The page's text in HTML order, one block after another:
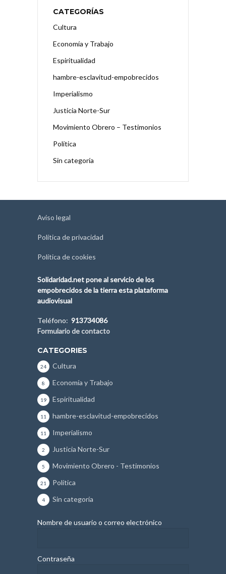
CATEGORÍAS
Cultura
Economía y Trabajo
Espiritualidad
hambre-esclavitud-empobrecidos
Imperialismo
Justicia Norte-Sur
Movimiento Obrero – Testimonios
Política
Sin categoría
Aviso legal
Política de privacidad
Política de cookies
Solidaridad.net pone al servicio de los
empobrecidos de la tierra esta plataforma
audiovisual
Teléfono: 913734086
Formulario de contacto
CATEGORIES
Cultura
24
Economía y Trabajo
8
Espiritualidad
19
hambre-esclavitud-empobrecidos
11
Imperialismo
11
Justicia Norte-Sur
2
Movimiento Obrero - Testimonios
5
Política
21
Sin categoría
4
Nombre de usuario o correo electrónico
Contraseña